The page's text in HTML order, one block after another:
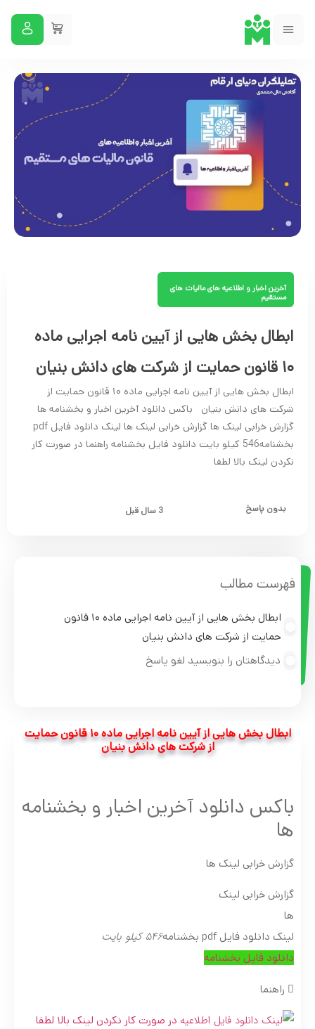
آخرین اخبار و اطلاعیه های مالیات های
مستقیم
ابطال بخش هایی از آیین نامه اجرایی ماده
۱۰ قانون حمایت از شرکت های دانش بنیان
ابطال بخش هایی از آیین نامه اجرایی ماده ۱۰ قانون حمایت از
شرکت های دانش بنیان باکس دانلود آخرین اخبار و بخشنامه ها
گزارش خرابی لینک ها گزارش خرابی لینک ها لینک دانلود فایل pdf
بخشنامه546 کیلو بایت دانلود فایل بخشنامه راهنما در صورت کار
نکردن لینک بالا لطفا
بدون پاسخ 3 سال قبل
فهرست مطالب
ابطال بخش هایی از آیین نامه اجرایی ماده ۱۰ قانون
حمایت از شرکت های دانش بنیان
دیدگاهتان را بنویسید لغو پاسخ
ابطال بخش هایی از آیین نامه اجرایی ماده ۱۰ قانون حمایت
از شرکت های دانش بنیان
باکس دانلود آخرین اخبار و بخشنامه
ها
گزارش خرابی لینک ها
گزارش خرابی لینک
ها
لینک دانلود فایل pdf بخشنامه
546 کیلو بایت
دانلود فایل بخشنامه
راهنما
در صورت کار نکردن لینک بالا لطفا